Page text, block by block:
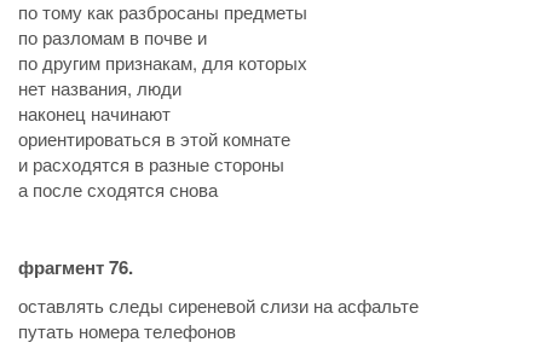
по тому как разбросаны предметы
по разломам в почве и
по другим признакам, для которых
нет названия, люди
наконец начинают
ориентироваться в этой комнате
и расходятся в разные стороны
а после сходятся снова
фрагмент 76.
оставлять следы сиреневой слизи на асфальте
путать номера телефонов